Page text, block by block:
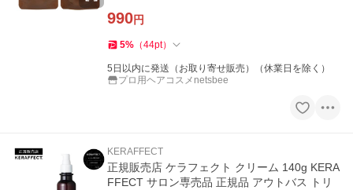
990円
5% （44pt）
5日以内に発送（お取り寄せ販売）（休業日を除く）
プロ用ヘアコスメnetsbee
KERAFFECT
正規販売店 ケラフェクト クリーム 140g KERA
FFECT サロン専売品 正規品 アウトバス トリ